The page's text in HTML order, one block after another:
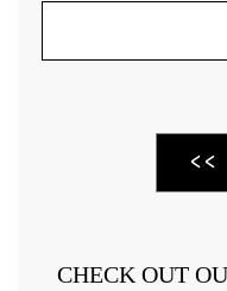
CHECK OUT